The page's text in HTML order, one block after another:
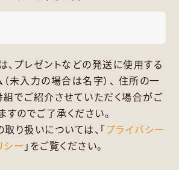
プレゼントなどの発送に使用する
未入力の場合は名字）、 住所の一
組でご紹介させていただく場合がご
すのでご了承ください。
り扱いについては、「プライバシー
シー 」をご覧ください。